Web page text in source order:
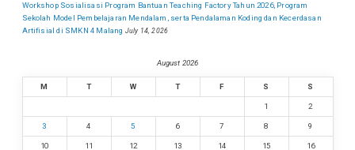
Workshop Sosialisasi Program Bantuan Teaching Factory Tahun 2026, Program
Sekolah Model Pembelajaran Mendalam, serta Pendalaman Koding dan Kecerdasan
Artifisial di SMKN 4 Malang July 14, 2026
August 2026
M T W T F S S
1 2
3 4 5 6 7 8 9
10 11 12 13 14 15 16